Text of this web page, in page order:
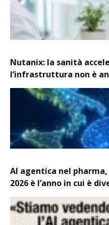
Nutanix: la sanità
l’infrastruttura non è
AI agentica nel pharma,
2026 è l’anno in cui è